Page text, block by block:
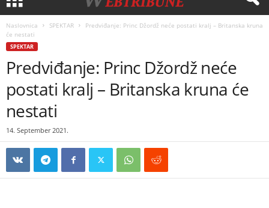
Naslovnica SPEKTAR
Predviđanje: Princ Džordž neće postati kralj – Britanska kruna
će nestati
SPEKTAR
Predviđanje: Princ Džordž neće
postati kralj – Britanska kruna će
nestati
14. September 2021.